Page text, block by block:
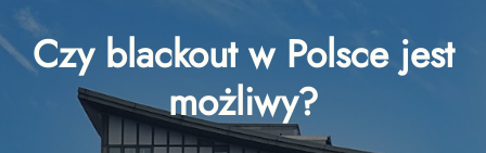
Czy blackout w Polsce jest
możliwy?